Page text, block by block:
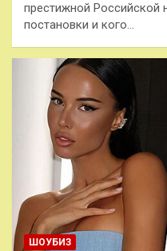
престижной Российской
постановки и кого…
ШОУБИЗ